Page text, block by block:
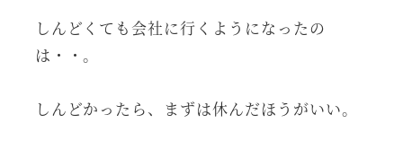
しんどくても会社に行くようになったの
は・・。
しんどかったら、まずは休んだほうがいい。